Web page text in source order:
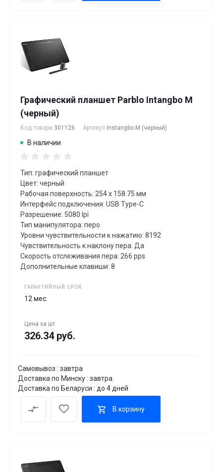
Графический планшет Parblo Intangbo M
(черный)
Код товара 301126 Артикул Instangbo M (черный)
В наличии
Тип: графический планшет
Цвет: черный
Рабочая поверхность: 254 x 158.75 мм
Интерфейс подключения: USB Type-C
Разрешение: 5080 lpi
Тип манипулятора: перо
Уровни чувствительности к нажатию: 8192
Чувствительность к наклону пера: Да
Скорость отслеживания пера: 266 pps
Дополнительные клавиши: 8
ГАРАНТИЙНЫЙ СРОК
12 мес.
Цена за шт
326.34 руб.
Самовывоз : завтра
Доставка по Минску : завтра
Доставка по Беларуси : до 4 дней
В корзину